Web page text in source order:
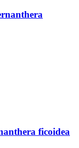
ficoidea